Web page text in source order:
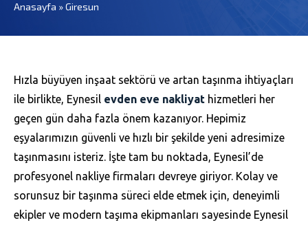
Anasayfa »Giresun
Hızla büyüyen inşaat sektörü ve artan taşınma ihtiyaçları
ile birlikte, Eynesil evden eve nakliyat hizmetleri her
geçen gün daha fazla önem kazanıyor. Hepimiz
eşyalarımızın güvenli ve hızlı bir şekilde yeni adresimize
taşınmasını isteriz. İşte tam bu noktada, Eynesil’de
profesyonel nakliye firmaları devreye giriyor. Kolay ve
sorunsuz bir taşınma süreci elde etmek için, deneyimli
ekipler ve modern taşıma ekipmanları sayesinde Eynesil